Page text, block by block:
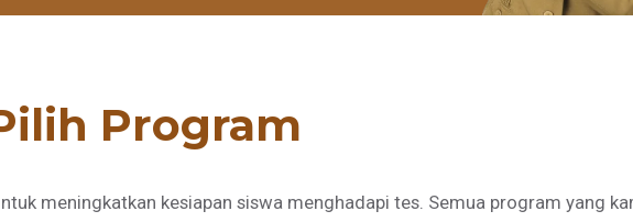
Program
meningkatkan kesiapan siswa menghadapi tes. Semua program yang